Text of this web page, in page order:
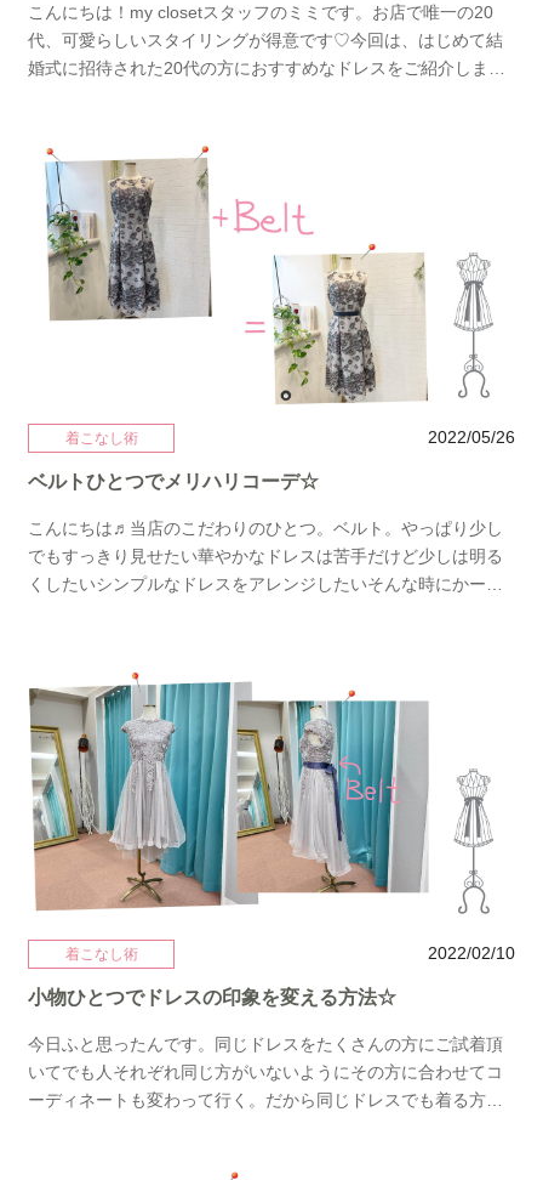
こんにちは！my closetスタッフのミミです。お店で唯一の20
代、可愛らしいスタイリングが得意です♡今回は、はじめて結
婚式に招待された20代の方におすすめなドレスをご紹介しま
「はじめての結婚式お呼ばれ、何着たらいいの？」と悩んだこ
とはありませんか？結婚式の参列自体、経験がないとわからな
いことばかりで戸惑いますよね。結論、はじめての結婚式参列
ドレスは白を除く明るい色の露出控えめなドレスを選べば間違
いありません！結婚式はお祝いの場ですので、場が華やぐよう
なピンクやブルーなどの明るい色を着ていくと喜ばれます。た
だ、花嫁のウェディングドレスが白なので、マナーとして主役
の色は避けましょう。こちらのブルーのドレスは上品なフリル
と可愛らしい花柄がおすすめの一着。 パールのネックレスを合
わせるとより一層お呼ばれ感が増します♪ 基本的に、結婚式で
は袖あり、袖なしのドレスを選んでもかまいません。袖なしの
ドレスを選ぶ場合は肌の露出を控えるために下のようにボレロ
を羽織ることが良いとされています。 〈まとめ〉ドレスの選び
ス反対に、避けた方がいいものは・極端に胸元、脚、肩が開い
たドレス・つま先、かかとが出ている靴・きらびやかすぎるド
レス、アクセサリーこのように覚えておくと便利です♡はじめ
着こなし術 2022/05/26
ベルトひとつでメリハリコーデ☆
こんにちは♬当店のこだわりのひとつ。ベルト。やっぱり少し
でもすっきり見せたい華やかなドレスは苦手だけど少しは明る
くしたいシンプルなドレスをアレンジしたいそんな時にかーな
リハリが♡人気のイエローグリーンの総レースドレス。 人気の
合わせベルトはカーキブラウンですか春っぽくアレンジ♪ ピン
クを差し色に♪差し色はバッグだけではないのでベルトでも反対
色を持ってきて遊んでみるのも◎リボンベルトが苦手な方かっ
こいいがお好きな方にはゴムベルトがおすすめ。 華やかかつメ
リハリが♡ベルト大量入荷中です。是非コーデにワンポイント
入れてみてはいかがでしょうか？ネットレンタルではスタイリ
ストがコーディネートをご提案するプランもあります。是非ご
着こなし術 2022/02/10
小物ひとつでドレスの印象を変える方法☆
今日ふと思ったんです。同じドレスをたくさんの方にご試着頂
いてでも人それぞれ同じ方がいないようにその方に合わせてコ
ーディネートも変わって行く。だから同じドレスでも着る方に